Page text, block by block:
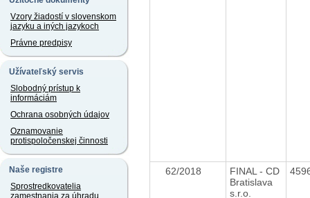
Vzory žiadostí v slovenskom
jazyku a iných jazykoch
Právne predpisy
Užívateľský servis
Slobodný prístup k
informáciám
Ochrana osobných údajov
Oznamovanie
protispoločenskej činnosti
Naše registre
Sprostredkovatelia
zamestnania za úhradu
62/2018
FINAL - CD
Bratislava
s.r.o.